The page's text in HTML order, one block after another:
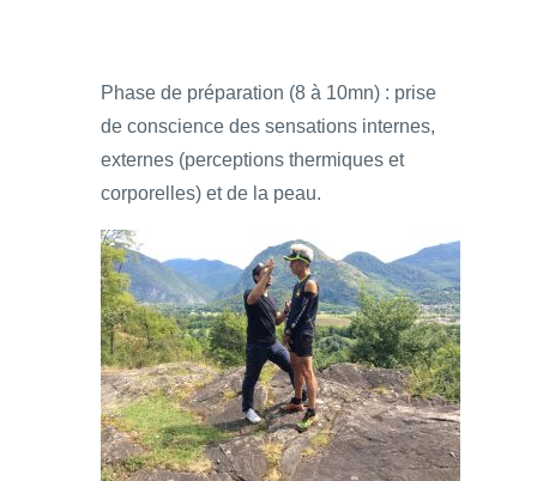
Phase de préparation (8 à 10mn) : prise
de conscience des sensations internes,
externes (perceptions thermiques et
corporelles) et de la peau.